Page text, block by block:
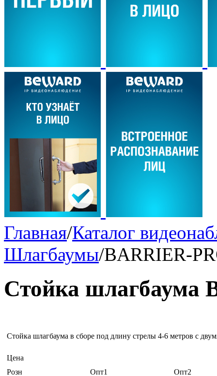
Главная/Каталог
Шлагбаумы/BARRIER-
Стойка шлагбаума
Стойка шлагбаума в сборе под длину стрелы 4-6 метров с
Цена
Розн
Опт1
Опт2